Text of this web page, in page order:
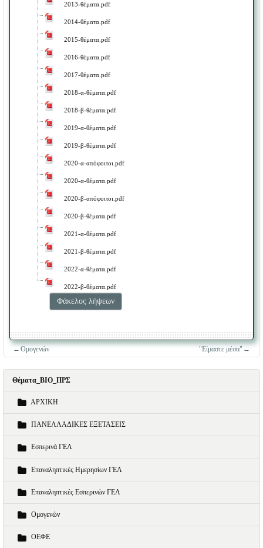
2013-θέματα.pdf
2014-θέματα.pdf
2015-θέματα.pdf
2016-θέματα.pdf
2017-θέματα.pdf
2018-α-θέματα.pdf
2018-β-θέματα.pdf
2019-α-θέματα.pdf
2019-β-θέματα.pdf
2020-α-απόφοιτοι.pdf
2020-α-θέματα.pdf
2020-β-απόφοιτοι.pdf
2020-β-θέματα.pdf
2021-α-θέματα.pdf
2021-β-θέματα.pdf
2022-α-θέματα.pdf
2022-β-θέματα.pdf
← Ομογενών "Είμαστε μέσα" →
Θέματα_ΒΙΟ_ΠΡΣ
ΑΡΧΙΚΗ
ΠΑΝΕΛΛΑΔΙΚΕΣ ΕΞΕΤΑΣΕΙΣ
Εσπερινά ΓΕΛ
Επαναληπτικές Ημερησίων ΓΕΛ
Επαναληπτικές Εσπερινών ΓΕΛ
Ομογενών
ΟΕΦΕ